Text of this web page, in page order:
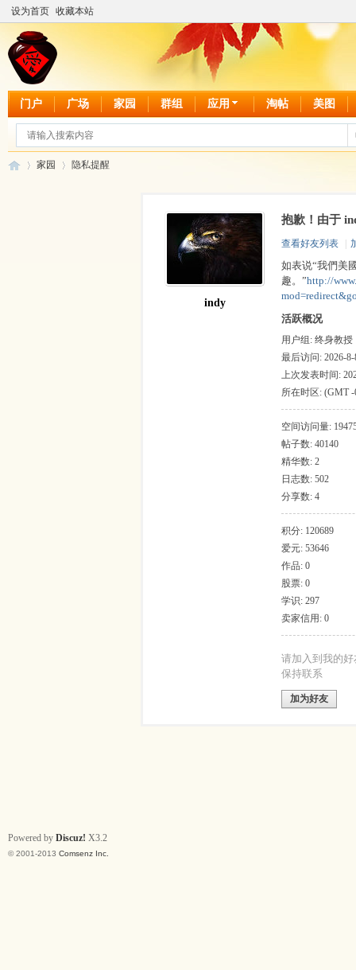
设为首页 收藏本站
门户 广场 家园 群组 应用 淘帖 美图
家园 隐私提醒
indy
抱歉！由于
查看好友列表
如表说“我們美
趣。”http://
活跃概况
用户组: 终身教授
最后访问: 2026-8-
上次发表时间:
所在时区: (GMT
和加拿大), 波哥
空间访问量:
帖子数: 40140
精华数: 2
日志数: 502
分享数: 4
积分: 120689
爱元: 53646
作品: 0
股票: 0
学识: 297
卖家信用: 0
请加入到我的
保持联系
加为好友
Powered by Discuz! X3.2
© 2001-2013 Comsenz Inc.